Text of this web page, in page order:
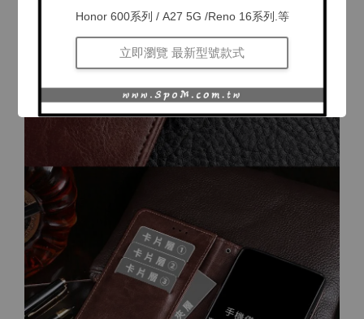
Honor 600系列 / A27 5G /Reno 16系列.等
立即瀏覽 最新型號款式